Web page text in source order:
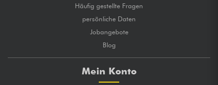
Häufig gestellte Fragen
persönliche Daten
Jobangebote
Blog
Mein Konto